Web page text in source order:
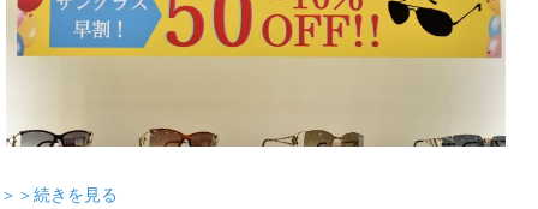
＞＞続きを見る